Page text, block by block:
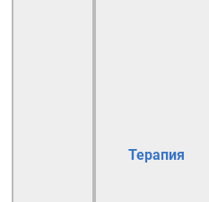
Терапия